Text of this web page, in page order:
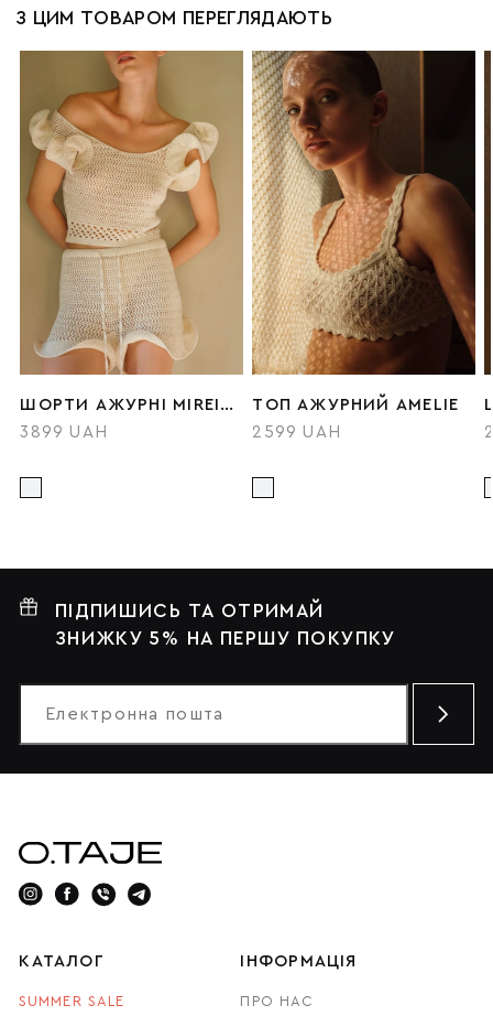
З ЦИМ ТОВАРОМ ПЕРЕГЛЯДАЮТЬ
ШОРТИ АЖУРНІ MIREILLE
3899 UAH
ТОП АЖУРНИЙ AMELIE
2599 UAH
ПІДПИШИСЬ ТА ОТРИМАЙ
ЗНИЖКУ 5% НА ПЕРШУ ПОКУПКУ
КАТАЛОГ
SUMMER SALE
ІНФОРМАЦІЯ
ПРО НАС